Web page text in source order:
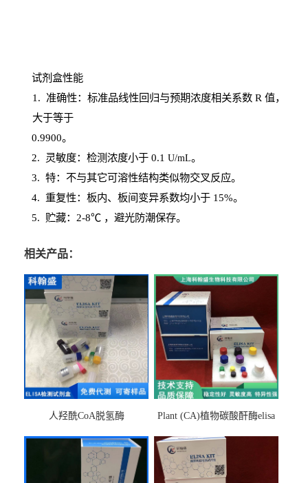
试剂盒性能
1 . 准确性：标准品线性回归与预期浓度相关系数 R 值，
大于等于
0.9900。
2. 灵敏度：检测浓度小于0.1 U/mL。
3. 特：不与其它可溶性结构类似物交叉反应。
4. 重复性：板内、板间变异系数均小于15%。
5. 贮藏：2-8℃ ，避光防潮保存。
相关产品：
人羟酰CoA脱氢酶
Plant (CA)植物碳酸酐酶elisa